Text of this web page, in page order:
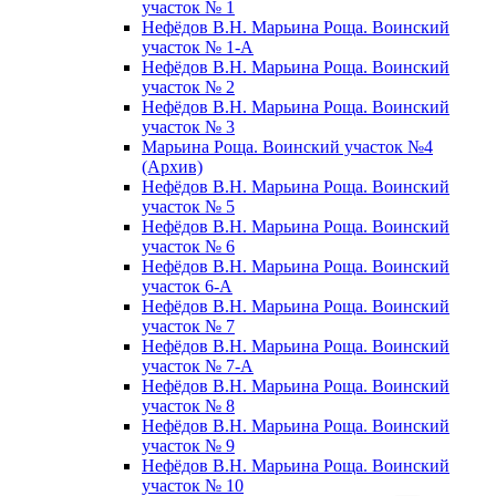
участок № 1
Нефёдов В.Н. Марьина Роща. Воинский
участок № 1-А
Нефёдов В.Н. Марьина Роща. Воинский
участок № 2
Нефёдов В.Н. Марьина Роща. Воинский
участок № 3
Марьина Роща. Воинский участок №4
(Архив)
Нефёдов В.Н. Марьина Роща. Воинский
участок № 5
Нефёдов В.Н. Марьина Роща. Воинский
участок № 6
Нефёдов В.Н. Марьина Роща. Воинский
участок 6-А
Нефёдов В.Н. Марьина Роща. Воинский
участок № 7
Нефёдов В.Н. Марьина Роща. Воинский
участок № 7-А
Нефёдов В.Н. Марьина Роща. Воинский
участок № 8
Нефёдов В.Н. Марьина Роща. Воинский
участок № 9
Нефёдов В.Н. Марьина Роща. Воинский
участок № 10